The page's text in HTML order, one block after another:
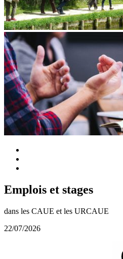
Emplois et stages
dans les CAUE et les URCAUE
22/07/2026